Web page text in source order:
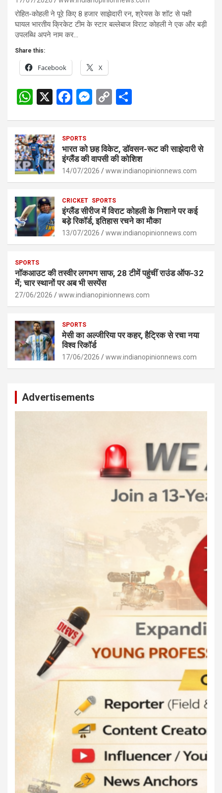
रोहित-कोहली ने पूरे किए 8 हजार साझेदारी रन, श्रेयस के शॉट से पक्षी
घायल भारतीय क्रिकेट टीम के स्टार बल्लेबाज विराट कोहली ने एक और बड़ी
उपलब्धि अपने नाम कर…
Share this:
Facebook X
W
s
A
p
p
X
F
b
o
o
M
n
g
er
C
Li
n
k
e
SPORTS
भारत को छह विकेट, डॉवसन-रूट की साझेदारी से
इंग्लैंड की वापसी की कोशिश
14/07/2026 www.indianopinionnews.com
CRICKET SPORTS
इंग्लैंड सीरीज में विराट कोहली के निशाने पर कई
बड़े रिकॉर्ड, इतिहास रचने का मौका
13/07/2026 www.indianopinionnews.com
SPORTS
नॉकआउट की तस्वीर लगभग साफ, 28 टीमें पहुंचीं राउंड ऑफ-32
में; चार स्थानों पर अब भी सस्पेंस
27/06/2026 www.indianopinionnews.com
SPORTS
मेसी का अल्जीरिया पर कहर, हैट्रिक से रचा नया
विश्व रिकॉर्ड
17/06/2026 www.indianopinionnews.com
Advertisements